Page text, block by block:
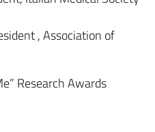
, Association of
Research Awards